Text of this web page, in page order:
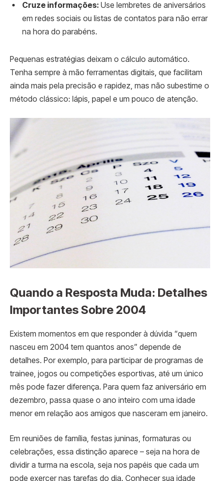
Cruze informações: Use lembretes de aniversários
em redes sociais ou listas de contatos para não errar
na hora do parabéns.
Pequenas estratégias deixam o cálculo automático.
Tenha sempre à mão ferramentas digitais, que facilitam
ainda mais pela precisão e rapidez, mas não subestime o
método clássico: lápis, papel e um pouco de atenção.
Quando a Resposta Muda: Detalhes
Importantes Sobre 2004
Existem momentos em que responder à dúvida “quem
nasceu em 2004 tem quantos anos” depende de
detalhes. Por exemplo, para participar de programas de
trainee, jogos ou competições esportivas, até um único
mês pode fazer diferença. Para quem faz aniversário em
dezembro, passa quase o ano inteiro com uma idade
menor em relação aos amigos que nasceram em janeiro.
Em reuniões de família, festas juninas, formaturas ou
celebrações, essa distinção aparece – seja na hora de
dividir a turma na escola, seja nos papéis que cada um
pode exercer nas tarefas do dia. Conhecer sua idade